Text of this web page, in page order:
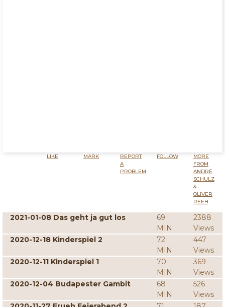
LIKE MARK
REPORT
A
PROBLEM
FOLLOW
MORE
FROM
ANDRÉ
SCHULZ
&
OLIVER
REEH
2021-01-08 Das geht ja gut los
69
MIN
2388
Views
2020-12-18 Kinderspiel 2
72
MIN
447
Views
2020-12-11 Kinderspiel 1
70
MIN
369
Views
2020-12-04 Budapester Gambit
68
MIN
526
Views